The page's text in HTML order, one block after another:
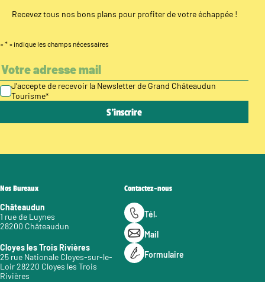
Recevez tous nos bons plans pour profiter de votre échappée !
« * » indique les champs nécessaires
J’accepte de recevoir la Newsletter de Grand Châteaudun
Tourisme*
Nos Bureaux
Châteaudun
1 rue de Luynes
28200 Châteaudun
Cloyes les Trois Rivières
25 rue Nationale Cloyes-sur-le-
Loir 28220 Cloyes les Trois
Rivières
Contactez-nous
Tél.
Mail
Formulaire